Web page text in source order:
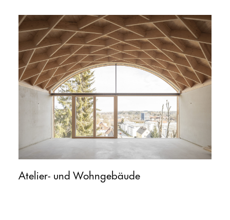
Atelier- und Wohngebäude